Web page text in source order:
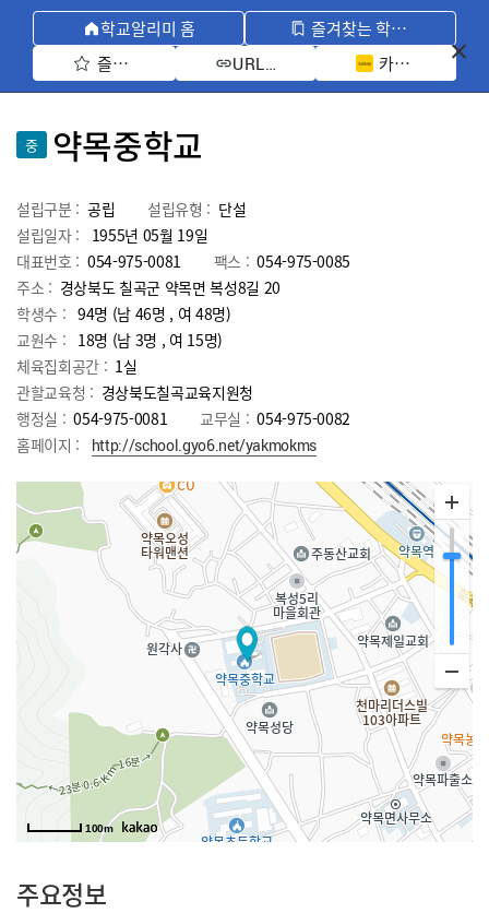
학교알리미 홈
즐겨찾는 학교 모아보기
즐겨찾기 선택
URL 복사 카카오톡 공유
중 약목중학교
설립구분 : 공립 설립유형 : 단설
설립일자 :
1955년 05월 19일
대표번호 : 054-975-0081 팩스 : 054-975-0085
주소 : 경상북도 칠곡군 약목면 복성8길 20
학생수 : 94명 (남 46명 , 여 48명)
교원수 : 18명 (남 3명 , 여 15명)
체육집회공간 : 1실
관할교육청 : 경상북도칠곡교육지원청
행정실 : 054-975-0081 교무실 : 054-975-0082
홈페이지 :
http://school.gyo6.net/yakmokms
100m
주요정보